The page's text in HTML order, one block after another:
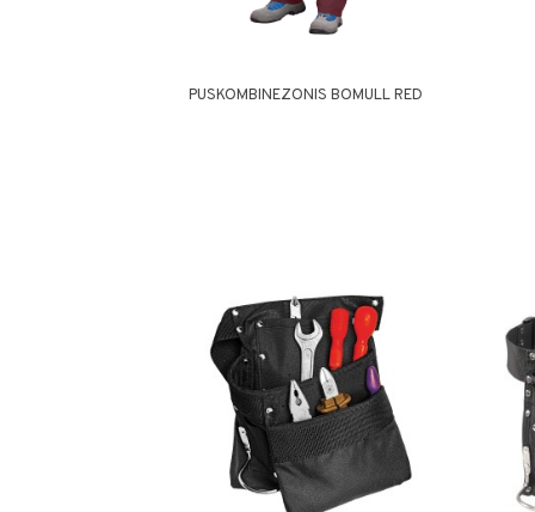
PUSKOMBINEZONIS BOMULL RED